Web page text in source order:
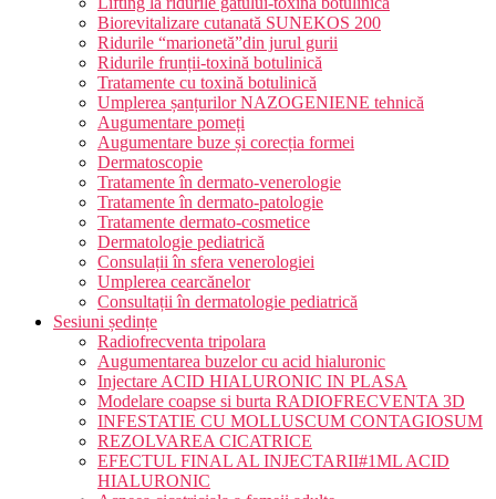
Biorevitalizare cutanată SUNEKOS 200
Ridurile “marionetă”din jurul gurii
Ridurile frunții-toxină botulinică
Tratamente cu toxină botulinică
Umplerea șanțurilor NAZOGENIENE tehnică
Augumentare pomeți
Augumentare buze și corecția formei
Dermatoscopie
Tratamente în dermato-venerologie
Tratamente în dermato-patologie
Tratamente dermato-cosmetice
Dermatologie pediatrică
Consulații în sfera venerologiei
Umplerea cearcănelor
Consultații în dermatologie pediatrică
Sesiuni ședințe
Radiofrecventa tripolara
Augumentarea buzelor cu acid hialuronic
Injectare ACID HIALURONIC IN PLASA
Modelare coapse si burta RADIOFRECVENTA 3D
INFESTATIE CU MOLLUSCUM CONTAGIOSUM
REZOLVAREA CICATRICE
EFECTUL FINAL AL INJECTARII#1ML ACID
HIALURONIC